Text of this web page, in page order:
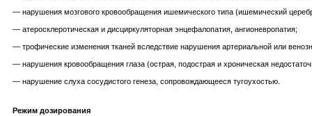
— нарушения мозгового кровообращения ишемического типа (ишемический
— атеросклеротическая и дисциркуляторная энцефалопатия, ангионевропатия;
— трофические изменения тканей вследствие нарушения артериальной или
— нарушения кровообращения глаза (острая, подострая и хроническая
— нарушение слуха сосудистого генеза, сопровождающееся тугоухостью.
Режим дозирования